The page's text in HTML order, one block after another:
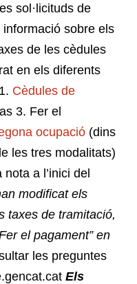
sol·licituds de
informació sobre els
de les cèdules
en els diferents
1. Cèdules de
3. Fer el
ocupació (dins
les tres modalitats)
a l’inici del
modificat els
taxes de tramitació,
el pagament” en
les preguntes
Els